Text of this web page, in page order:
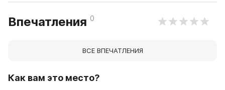
Впечатления 0
ВСЕ ВПЕЧАТЛЕНИЯ
Как вам это место?